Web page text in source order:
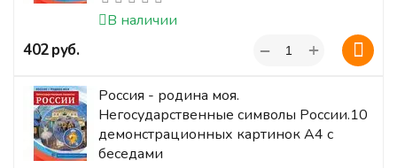
В наличии
‍402‍руб. +
−
Россия - родина моя.
Негосударственные символы России.10
демонстрационных картинок А4 с
беседами